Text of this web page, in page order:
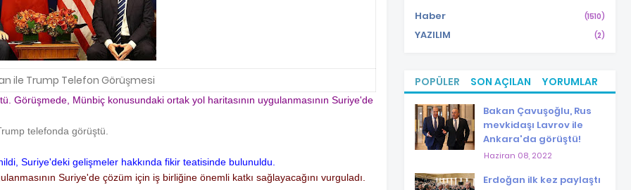
ile Trump Telefon Görüşmesi
Görüşmede, Münbiç konusundaki ortak yol haritasının uygulanmasının Suriye'de
telefonda görüştü.
Suriye'deki gelişmeler hakkında fikir teatisinde bulunuldu.
Suriye'de çözüm için iş birliğine önemli katkı sağlayacağını vurguladı.
Haber (1510)
YAZILIM (2)
POPÜLER SON AÇILAN YORUMLAR
Bakan Çavuşoğlu, Rus
mevkidaşı Lavrov ile
Ankara'da görüştü!
Haziran 08, 2022
Erdoğan ilk kez paylaştı